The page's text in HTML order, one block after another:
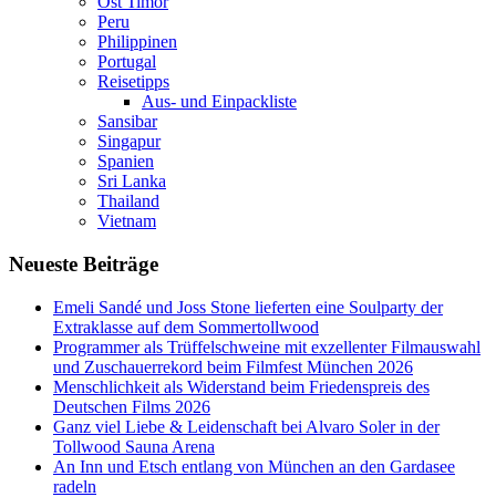
Peru
Philippinen
Portugal
Reisetipps
Aus- und Einpackliste
Sansibar
Singapur
Spanien
Sri Lanka
Thailand
Vietnam
Neueste Beiträge
Emeli Sandé und Joss Stone lieferten eine Soulparty der
Extraklasse auf dem Sommertollwood
Programmer als Trüffelschweine mit exzellenter Filmauswahl
und Zuschauerrekord beim Filmfest München 2026
Menschlichkeit als Widerstand beim Friedenspreis des
Deutschen Films 2026
Ganz viel Liebe & Leidenschaft bei Alvaro Soler in der
Tollwood Sauna Arena
An Inn und Etsch entlang von München an den Gardasee
radeln